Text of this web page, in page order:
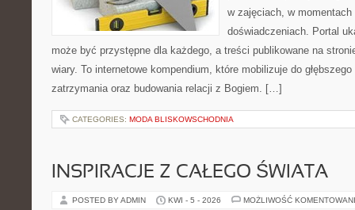
w zajęciach, w
doświadczeniach. Portal
może być przystępne dla każdego, a treści publikowane na
wiary. To internetowe kompendium, które mobilizuje do głębszego
zatrzymania oraz budowania relacji z Bogiem. […]
CATEGORIES: MODA BLISKOWSCHODNIA
INSPIRACJE Z CAŁEGO ŚWIATA
POSTED BY ADMIN KWI - 5 - 2026 MOŻLIWOŚĆ